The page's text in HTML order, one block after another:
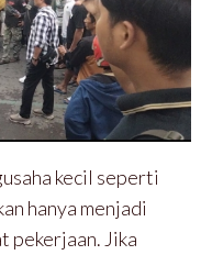
kecil seperti
hanya menjadi
pekerjaan. Jika